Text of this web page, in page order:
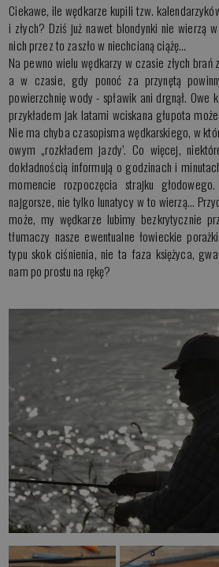
Ciekawe, ile wędkarze kupili tzw.
i złych? Dziś już nawet blondynki nie wierzą
nich przez to zaszło w niechcianą ciążę…
Na pewno wielu wędkarzy w czasie złych brań
a w czasie, gdy ponoć za przynętą
powierzchnię wody - spławik ani drgnął. Owe
przykładem jak latami wciskana głupota
Nie ma chyba czasopisma wędkarskiego, w
owym „rozkładem jazdy’. Co więcej,
dokładnością informują o godzinach i
momencie rozpoczęcia strajku
najgorsze, nie tylko lunatycy w to wierzą…
może, my wędkarze lubimy bezkrytycznie
tłumaczy nasze ewentualne łowieckie
typu skok ciśnienia, nie ta faza księżyca,
nam po prostu na rękę?